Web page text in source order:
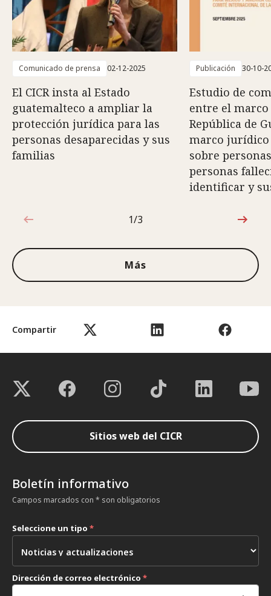
Compartir
Comunicado de prensa 02-12-2025
El CICR insta al Estado
guatemalteco a ampliar la
protección jurídica para las
personas desaparecidas y sus
familias
Publicación 30-10-
Estudio de
entre el
República de
marco
sobre
personas
identificar y
1de3
1/3
Más
Sitios web del CICR
Boletín informativo
Campos marcados con * son obligatorios
Seleccione un tipo *
Dirección de correo electrónico *